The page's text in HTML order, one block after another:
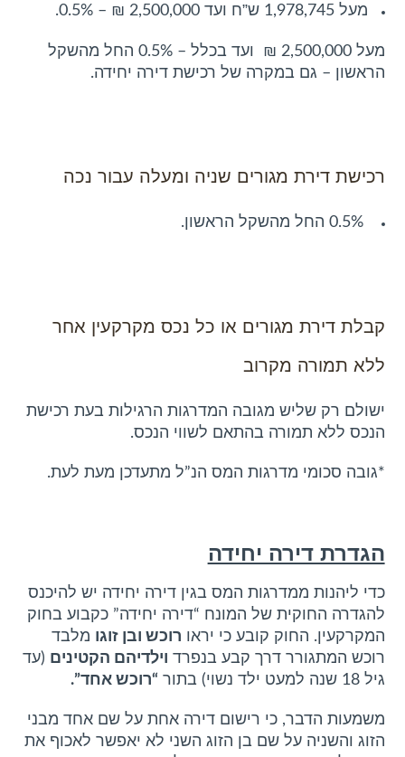
מעל 1,978,745
ש”ח ועד 2,500,000 ₪ – 0.5%.
מעל 2,500,000 ₪ ועד בכלל – 0.5% החל מהשקל
הראשון – גם במקרה של רכישת דירה יחידה.
רכישת דירת מגורים שניה ומעלה עבור נכה
0.5% החל מהשקל הראשון.
קבלת דירת מגורים או כל נכס מקרקעין אחר
ללא תמורה מקרוב
ישולם רק שליש מגובה המדרגות הרגילות בעת רכישת
הנכס ללא תמורה בהתאם לשווי הנכס.
*גובה סכומי מדרגות המס הנ”ל מתעדכן מעת לעת.
הגדרת דירה יחידה
כדי ליהנות ממדרגות המס בגין דירה יחידה יש להיכנס
להגדרה החוקית של המונח “דירה יחידה” כקבוע בחוק
המקרקעין. החוק קובע כי יראו רוכש ובן זוגו מלבד
רוכש המתגורר דרך קבע בנפרד וילדיהם הקטינים (עד
גיל 18 שנה למעט ילד נשוי) בתור
“רוכש אחד”.
משמעות הדבר, כי רישום דירה אחת על שם אחד מבני
הזוג והשניה על שם בן הזוג השני לא יאפשר לאכוף את